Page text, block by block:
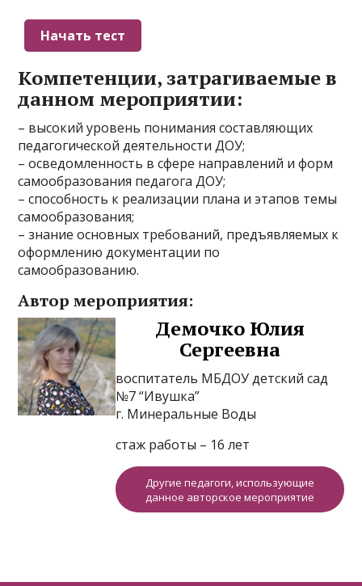
Компетенции, затрагиваемые в
данном мероприятии:
– высокий уровень понимания составляющих
педагогической деятельности ДОУ;
– осведомленность в сфере направлений и форм
самообразования педагога ДОУ;
– способность к реализации плана и этапов темы
самообразования;
– знание основных требований, предъявляемых к
оформлению документации по
самообразованию.
Автор мероприятия:
Демочко Юлия
Сергеевна
воспитатель МБДОУ детский сад
№7 “Ивушка”
г. Минеральные Воды
стаж работы – 16 лет
Другие педагоги, использующие
данное авторское мероприятие